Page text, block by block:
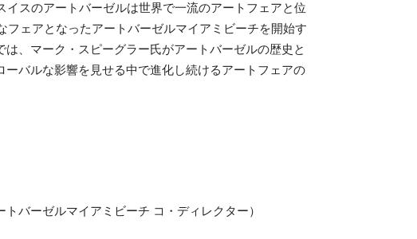
スのアートバーゼルは世界で一流のアートフェアと位
ェアとなったアートバーゼルマイアミビーチを開始す
、マーク・スピーグラー氏がアートバーゼルの歴史と
バルな影響を見せる中で進化し続けるアートフェアの
バーゼルマイアミビーチ コ・ディレクター）